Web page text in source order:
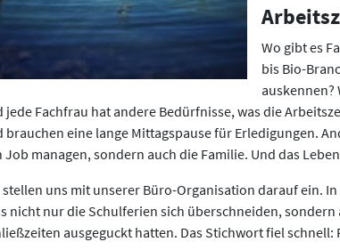
Wo gibt es
bis Bio-
auskennen?
jede Fachfrau hat andere Bedürfnisse, was die
brauchen eine lange Mittagspause für Erledigungen.
Job managen, sondern auch die Familie. Und das
stellen uns mit unserer Büro-Organisation darauf ein.
nicht nur die Schulferien sich überschneiden,
ausgeguckt hatten. Das Stichwort fiel schnell: